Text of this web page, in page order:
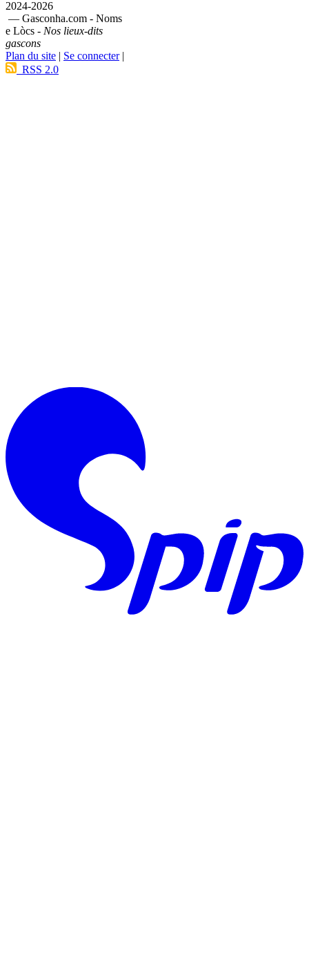
2024-2026
— Gasconha.com - Noms
e Lòcs - Nos lieux-dits
gascons
Plan du site | Se connecter|
RSS 2.0